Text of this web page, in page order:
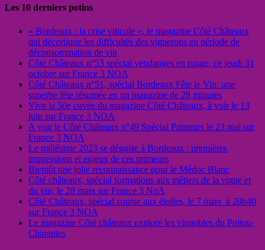
Les 10 derniers potins
« Bordeaux : la crise viticole », le magazine Côté Châteaux
qui décortique les difficultés des vignerons en période de
déconsommation de vin
Côté Châteaux n°53 spécial vendanges en rouge, ce jeudi 31
octobre sur France 3 NOA
Côté Châteaux n°51, spécial Bordeaux Fête le Vin: une
superbe fête résumée en un magazine de 28 minutes
Vive la 50e cuvée du magazine Côté Châteaux, à voir le 13
juin sur France 3 NOA
A voir le Côté Châteaux n°49 Spécial Primeurs le 23 mai sur
France 3 NOA
Le millésime 2023 se déguste à Bordeaux : premières
impressions et enjeux de ces primeurs
Bientôt une jolie reconnaissance pour le Médoc Blanc
Côté châteaux, spécial formations aux métiers de la vigne et
du vin, le 28 mars sur France 3 NoA
Côté Châteaux, spécial course aux étoiles, le 7 mars à 20h40
sur France 3 NOA
Le magazine Côté châteaux explore les vignobles du Poitou-
Charentes